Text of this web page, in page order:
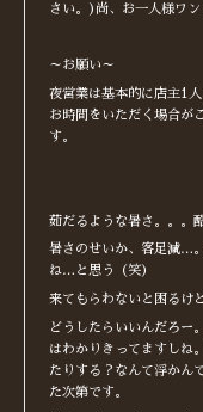
さい。)尚、お一人様ワン
～お願い～
夜営業は基本的に店主1
お時間をいただく場合が
す。
茹だるような暑さ。。。
暑さのせいか、客足減…
ね…と思う（笑）
来てもらわないと困るけ
どうしたらいいんだろー
はわかりきってますしね
たりする？なんて浮かん
た次第です。